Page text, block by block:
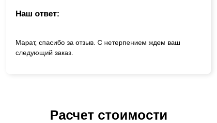
Наш ответ:
Марат, спасибо за отзыв. С нетерпением ждем ваш
следующий заказ.
Расчет стоимости